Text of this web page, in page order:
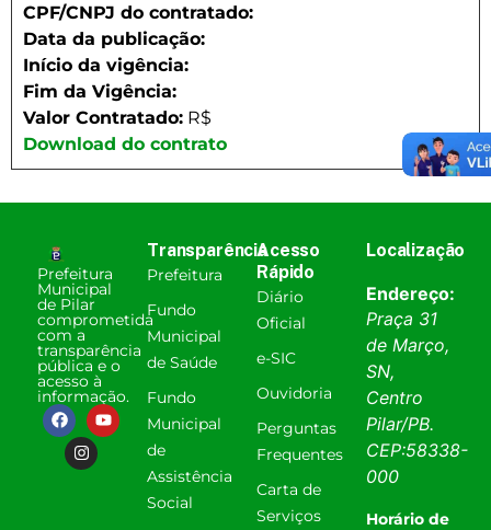
CPF/CNPJ do contratado:
Data da publicação:
Início da vigência:
Fim da Vigência:
Valor Contratado: R$
Download do contrato
Prefeitura
Municipal
de Pilar
comprometida
com a
transparência
pública e o
acesso à
informação.
Transparência
Prefeitura
Fundo
Municipal
de Saúde
Fundo
Municipal
de
Assistência
Social
Acesso
Rápido
Diário
Oficial
e-SIC
Ouvidoria
Perguntas
Frequentes
Carta de
Serviços
Localização
Endereço:
Praça 31
de Março,
SN,
Centro
Pilar/PB.
CEP:58338-
000
Horário de